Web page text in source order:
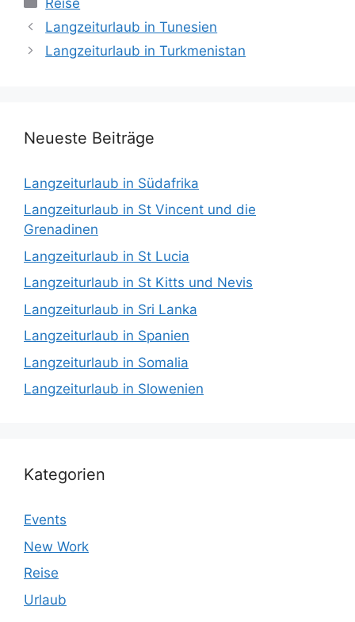
Langzeiturlaub in Tunesien
Langzeiturlaub in Turkmenistan
Neueste Beiträge
Langzeiturlaub in Südafrika
Langzeiturlaub in St Vincent und die
Grenadinen
Langzeiturlaub in St Lucia
Langzeiturlaub in St Kitts und Nevis
Langzeiturlaub in Sri Lanka
Langzeiturlaub in Spanien
Langzeiturlaub in Somalia
Langzeiturlaub in Slowenien
Kategorien
Events
New Work
Reise
Urlaub